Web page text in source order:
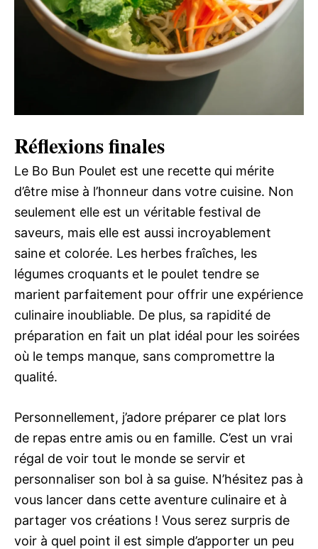
Réflexions finales
Le Bo Bun Poulet est une recette qui mérite
d’être mise à l’honneur dans votre cuisine. Non
seulement elle est un véritable festival de
saveurs, mais elle est aussi incroyablement
saine et colorée. Les herbes fraîches, les
légumes croquants et le poulet tendre se
marient parfaitement pour offrir une expérience
culinaire inoubliable. De plus, sa rapidité de
préparation en fait un plat idéal pour les soirées
où le temps manque, sans compromettre la
qualité.
Personnellement, j’adore préparer ce plat lors
de repas entre amis ou en famille. C’est un vrai
régal de voir tout le monde se servir et
personnaliser son bol à sa guise. N’hésitez pas à
vous lancer dans cette aventure culinaire et à
partager vos créations ! Vous serez surpris de
voir à quel point il est simple d’apporter un peu